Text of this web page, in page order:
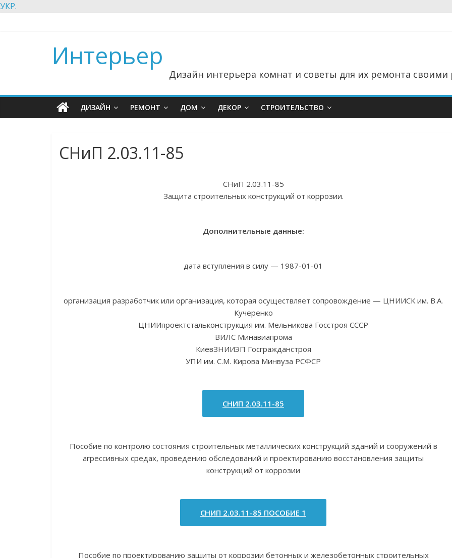
УКР.
Интерьер
Дизайн интерьера комнат и советы для их ремонта
ДИЗАЙН РЕМОНТ ДОМ ДЕКОР СТРОИТЕЛЬСТВО
СНиП 2.03.11-85
СНиП 2.03.11-85
Защита строительных конструкций от коррозии.
Дополнительные данные:
дата вступления в силу — 1987-01-01
организация разработчик или организация, которая осуществляет сопровождение — ЦНИИСК им. В.А.
Кучеренко
ЦНИИпроектстальконструкция им. Мельникова Госстроя СССР
ВИЛС Минавиапрома
КиевЗНИИЭП Госгражданстроя
УПИ им. С.М. Кирова Минвуза РСФСР
СНИП 2.03.11-85
Пособие по контролю состояния строительных металлических конструкций зданий и сооружений в
агрессивных средах, проведению обследований и проектированию восстановления защиты
конструкций от коррозии
СНИП 2.03.11-85 ПОСОБИЕ 1
Пособие по проектированию защиты от коррозии бетонных и железобетонных строительных